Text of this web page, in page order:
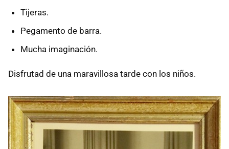
Tijeras.
Pegamento de barra.
Mucha imaginación.
Disfrutad de una maravillosa tarde con los niños.